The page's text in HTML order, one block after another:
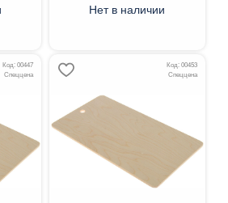
Нет в наличии
Код: 00447
Спеццена
Код: 00453
Спеццена